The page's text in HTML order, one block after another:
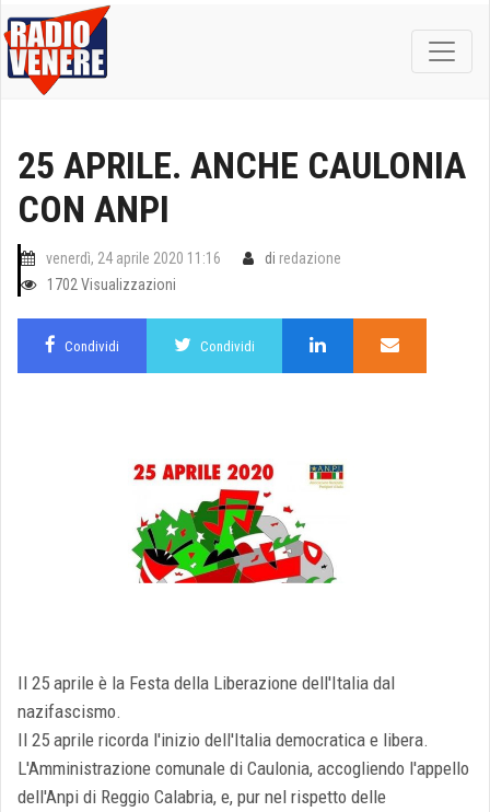
25 APRILE. ANCHE CAULONIA
CON ANPI
venerdì, 24 aprile 2020 11:16 di redazione
1702 Visualizzazioni
Condividi Condividi
Il 25 aprile è la Festa della Liberazione dell'Italia dal
nazifascismo.
Il 25 aprile ricorda l'inizio dell'Italia democratica e libera.
L'Amministrazione comunale di Caulonia, accogliendo l'appello
dell'Anpi di Reggio Calabria, e, pur nel rispetto delle